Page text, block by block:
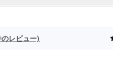
レビュー)